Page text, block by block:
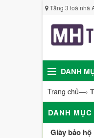
Tầng 3 toà nhà
DANH
Trang chủ—›
DANH
Giày bảo hộ